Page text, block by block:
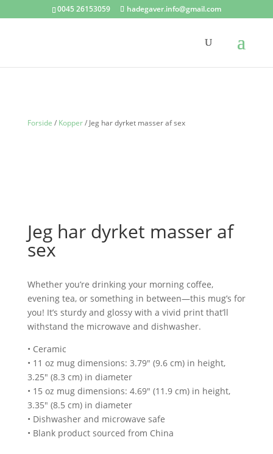
0045 26153059 hadegaver.info@gmail.com
Forside / Kopper/ Jeg har dyrket masser af sex
Jeg har dyrket masser af
sex
Whether you’re drinking your morning coffee,
evening tea, or something in between—this mug’s for
you! It’s sturdy and glossy with a vivid print that’ll
withstand the microwave and dishwasher.
• Ceramic
• 11 oz mug dimensions: 3.79″ (9.6 cm) in height,
3.25″ (8.3 cm) in diameter
• 15 oz mug dimensions: 4.69″ (11.9 cm) in height,
3.35″ (8.5 cm) in diameter
• Dishwasher and microwave safe
• Blank product sourced from China